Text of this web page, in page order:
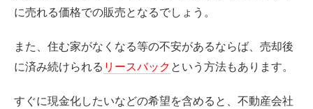
に売れる価格での販売となるでしょう。
また、住む家がなくなる等の不安があるならば、売却後
に済み続けられる リースバックという方法もあります。
すぐに現金化したいなどの希望を含めると、不動産会社